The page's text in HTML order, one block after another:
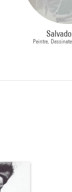
Peintre,